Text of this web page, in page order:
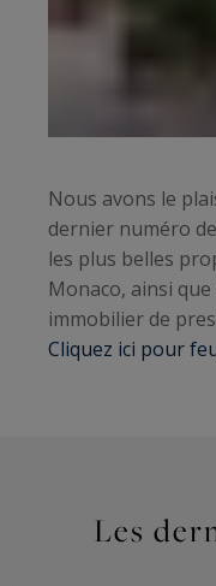
Nous avons le
dernier numéro
les plus belles
Monaco, ainsi
immobilier de
Cliquez ici pour
Les